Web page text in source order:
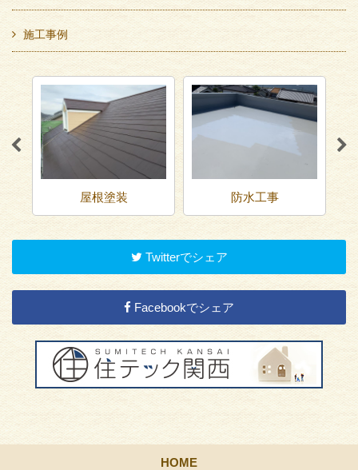
施工事例
屋根塗装 防水工事
Twitterでシェア
Facebookでシェア
HOME